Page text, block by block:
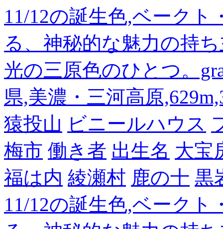
11/12の誕生色,ベーク
る、神秘的な魅力の持
光の三原色のひとつ。
県,美濃・三河高原
猿投山 ビニールハウス
梅市 働き者 出生名 大宝
福は内 綾瀬村 鹿の十 黒
11/12の誕生色,ベーク